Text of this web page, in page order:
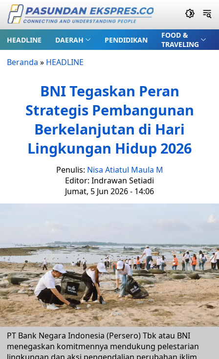
HEADLINE DAERAH PENDIDIKAN
FOOD &
TRAVELING
Beranda » HEADLINE
BNI Tegaskan Peran
Strategis Pembangunan
Berkelanjutan di Hari
Lingkungan Hidup 2026
Penulis: Nisa Atiatul Maula M
Editor: Indrawan Setiadi
Jumat, 5 Jun 2026 - 14:06
PT Bank Negara Indonesia (Persero) Tbk atau BNI
menegaskan komitmennya mendukung pelestarian